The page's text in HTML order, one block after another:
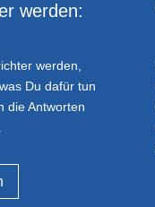
werden:
werden,
Du dafür tun
die Antworten